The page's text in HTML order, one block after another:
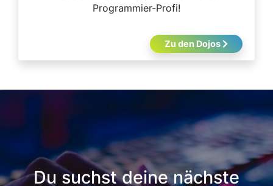
Programmier-Profi!
Zu den Dojos
Du suchst deine nächste